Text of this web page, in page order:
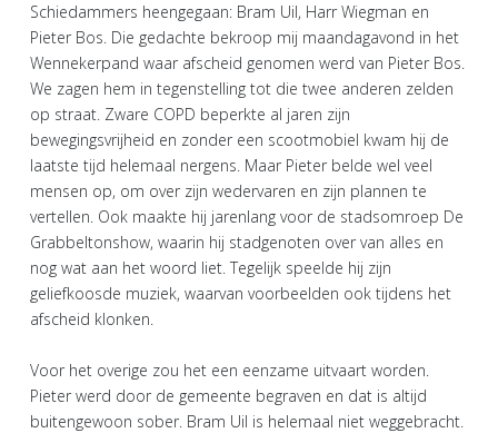
Schiedammers heengegaan: Bram Uil, Harr Wiegman en
Pieter Bos. Die gedachte bekroop mij maandagavond in het
Wennekerpand waar afscheid genomen werd van Pieter Bos.
We zagen hem in tegenstelling tot die twee anderen zelden
op straat. Zware COPD beperkte al jaren zijn
bewegingsvrijheid en zonder een scootmobiel kwam hij de
laatste tijd helemaal nergens. Maar Pieter belde wel veel
mensen op, om over zijn wedervaren en zijn plannen te
vertellen. Ook maakte hij jarenlang voor de stadsomroep De
Grabbeltonshow, waarin hij stadgenoten over van alles en
nog wat aan het woord liet. Tegelijk speelde hij zijn
geliefkoosde muziek, waarvan voorbeelden ook tijdens het
afscheid klonken.
Voor het overige zou het een eenzame uitvaart worden.
Pieter werd door de gemeente begraven en dat is altijd
buitengewoon sober. Bram Uil is helemaal niet weggebracht.